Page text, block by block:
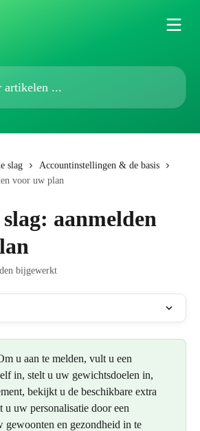
slag
Accountinstellingen & de basis
voor uw plan
slag: aanmelden
bijgewerkt
u aan te melden, vult u een
in, stelt u uw gewichtsdoelen in,
bekijkt u de beschikbare extra
u uw personalisatie door een
gewoonten en gezondheid in te